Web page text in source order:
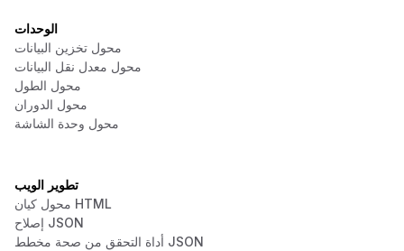
الوحدات
محول تخزين البيانات
محول معدل نقل البيانات
محول الطول
محول الدوران
محول وحدة الشاشة
تطوير الويب
محول كيان HTML
إصلاح JSON
أداة التحقق من صحة مخطط JSON